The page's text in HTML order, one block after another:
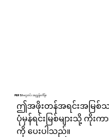
PERSI မဂ္ဂဇင်း အညွှန်းကိန်း
ဤအဖိုးတန်အရင်းအမြ
ပုံမှန်ရင်းမြစ်များသို့ ကိုးက
ကို ပေးပါသည်။